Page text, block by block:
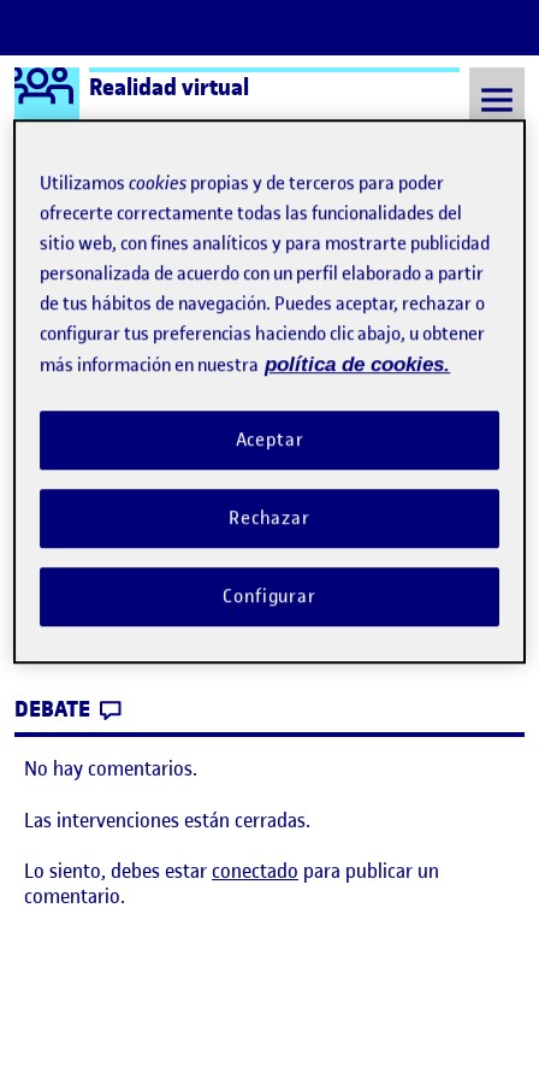
Saltar al contenido
Logo Ágora
Realidad virtual
Semestre 20211 - Aula 540
¡Bienvenidos y bienvenidas!
Quelic Berga Carreras
DEBATE
No hay comentarios.
Las intervenciones están cerradas.
Lo siento, debes estarconectado para publicar un
comentario.
Utilizamoscookies propias y de terceros para poder
ofrecerte correctamente todas las funcionalidades del
sitio web, con fines analíticos y para mostrarte publicidad
personalizada de acuerdo con un perfil elaborado a partir
de tus hábitos de navegación. Puedes aceptar, rechazar o
configurar tus preferencias haciendo clic abajo, u obtener
más información en nuestra política de cookies.
Rechazar
Aceptar
Configurar